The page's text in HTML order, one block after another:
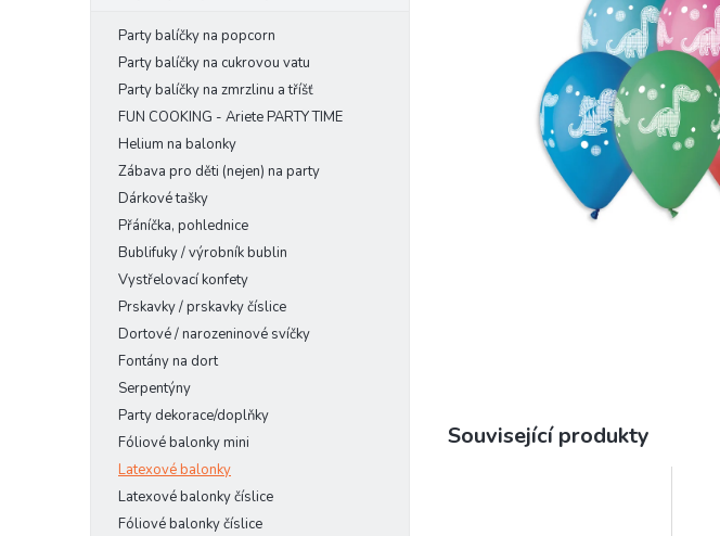
Party balíčky na popcorn
Party balíčky na cukrovou vatu
Party balíčky na zmrzlinu a tříšť
FUN COOKING - Ariete PARTY TIME
Helium na balonky
Zábava pro děti (nejen) na party
Dárkové tašky
Přáníčka, pohlednice
Bublifuky / výrobník bublin
Vystřelovací konfety
Prskavky / prskavky číslice
Dortové / narozeninové svíčky
Fontány na dort
Serpentýny
Party dekorace/doplňky
Fóliové balonky mini
Latexové balonky
Latexové balonky číslice
Fóliové balonky číslice
Související produkty